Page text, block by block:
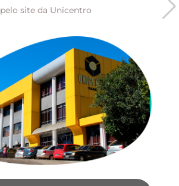
pelo site da Unicentro